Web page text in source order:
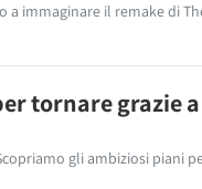
a immaginare il remake di
tornare grazie
gli ambiziosi piani